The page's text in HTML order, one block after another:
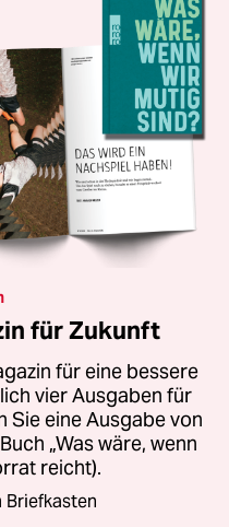
für Zukunft
für eine bessere
vier Ausgaben für
Sie eine Ausgabe von
„Was wäre, wenn
reicht).
Briefkasten